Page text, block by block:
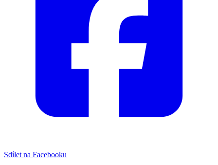
Sdílet na Facebooku